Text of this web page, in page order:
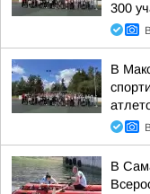
300
В
В